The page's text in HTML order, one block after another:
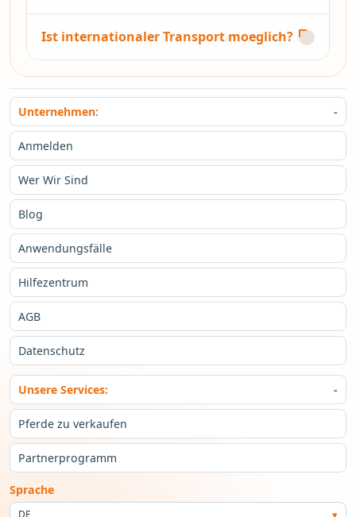
Ist internationaler Transport moeglich?
Unternehmen:
Anmelden
Wer Wir Sind
Blog
Anwendungsfälle
Hilfezentrum
AGB
Datenschutz
Unsere Services:
Pferde zu verkaufen
Partnerprogramm
Sprache
DE